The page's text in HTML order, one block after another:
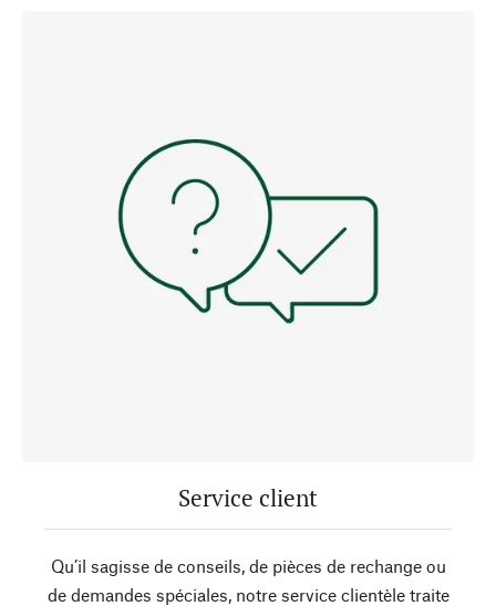
Service client
Qu’il sagisse de conseils, de pièces de rechange ou
de demandes spéciales, notre service clientèle traite